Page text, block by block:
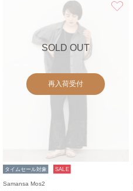
SOLD OUT
再入荷受付
タイムセール対象 SALE
Samansa Mos2